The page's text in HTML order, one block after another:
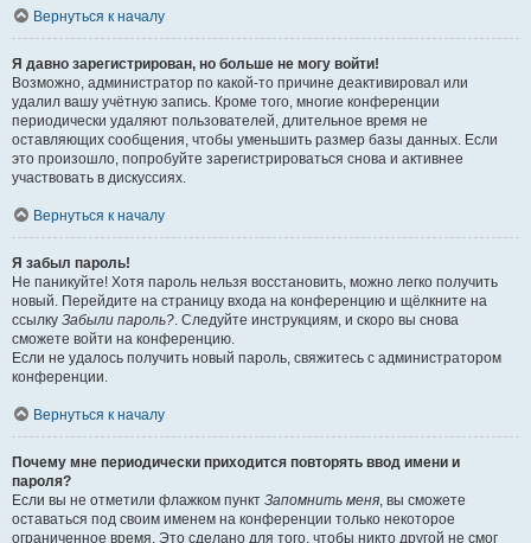
Вернуться к началу
Я давно зарегистрирован, но больше не могу войти!
Возможно, администратор по какой-то причине деактивировал или
удалил вашу учётную запись. Кроме того, многие конференции
периодически удаляют пользователей, длительное время не
оставляющих сообщения, чтобы уменьшить размер базы данных. Если
это произошло, попробуйте зарегистрироваться снова и активнее
участвовать в дискуссиях.
Вернуться к началу
Я забыл пароль!
Не паникуйте! Хотя пароль нельзя восстановить, можно легко получить
новый. Перейдите на страницу входа на конференцию и щёлкните на
ссылку Забыли пароль?. Следуйте инструкциям, и скоро вы снова
сможете войти на конференцию.
Если не удалось получить новый пароль, свяжитесь с администратором
конференции.
Вернуться к началу
Почему мне периодически приходится повторять ввод имени и
пароля?
Если вы не отметили флажком пункт Запомнить меня, вы сможете
оставаться под своим именем на конференции только некоторое
ограниченное время. Это сделано для того, чтобы никто другой не смог